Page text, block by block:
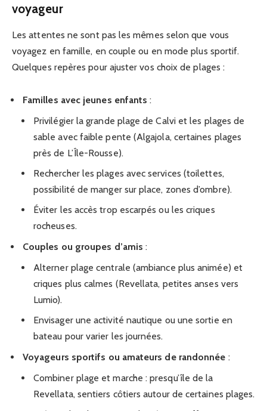
voyageur
Les attentes ne sont pas les mêmes selon que vous
voyagez en famille, en couple ou en mode plus sportif.
Quelques repères pour ajuster vos choix de plages :
Familles avec jeunes enfants :
Privilégier la grande plage de Calvi et les plages de
sable avec faible pente (Algajola, certaines plages
près de L’Île-Rousse).
Rechercher les plages avec services (toilettes,
possibilité de manger sur place, zones d’ombre).
Éviter les accès trop escarpés ou les criques
rocheuses.
Couples ou groupes d’amis :
Alterner plage centrale (ambiance plus animée) et
criques plus calmes (Revellata, petites anses vers
Lumio).
Envisager une activité nautique ou une sortie en
bateau pour varier les journées.
Voyageurs sportifs ou amateurs de randonnée :
Combiner plage et marche : presqu’île de la
Revellata, sentiers côtiers autour de certaines plages.